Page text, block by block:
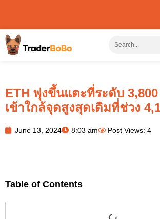
ETH พุ่งขึ้นแตะที่ระดับ
เข้าใกล้จุดสูงสุดเดิมที่ช่วง
June 13, 2024 8:03 am Post Views: 4
Table of Contents